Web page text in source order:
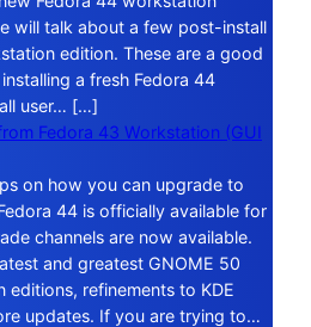
will talk about a few post-install
edition. These are a good
a fresh Fedora 44
user… […]
Fedora 43 Workstation (GUI
on how you can upgrade to
44 is officially available for
channels are now available.
and greatest GNOME 50
refinements to KDE
updates. If you are trying to…